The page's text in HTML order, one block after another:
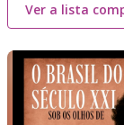
Ver a lista